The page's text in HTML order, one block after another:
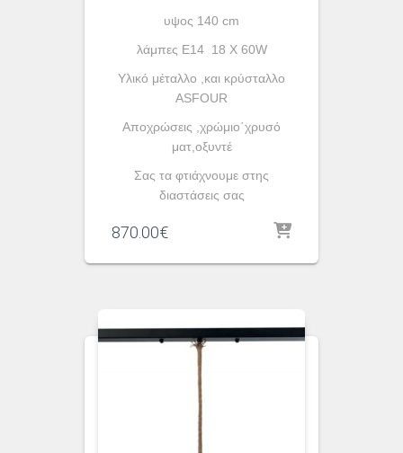
υψος 140 cm
λάμπες Ε14 18 X 60W
Υλικό μέταλλο ,και κρύσταλλο
ASFOUR
Αποχρώσεις ,χρώμιο΄χρυσό
ματ,οξυντέ
Σας τα φτιάχνουμε στης
διαστάσεις σας
870.00€